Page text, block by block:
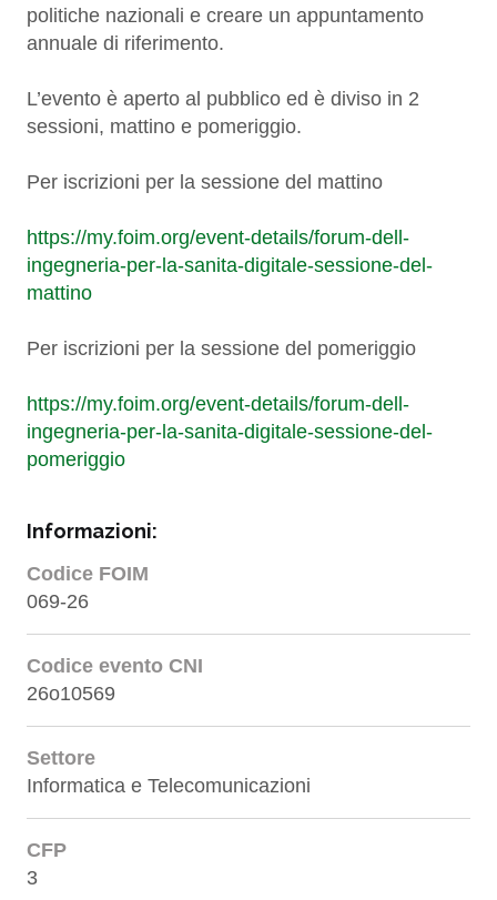
politiche nazionali e creare un appuntamento
annuale di riferimento.
L’evento è aperto al pubblico ed è diviso in 2
sessioni, mattino e pomeriggio.
Per iscrizioni per la sessione del mattino
https://my.foim.org/event-details/forum-dell-
ingegneria-per-la-sanita-digitale-sessione-del-
mattino
Per iscrizioni per la sessione del pomeriggio
https://my.foim.org/event-details/forum-dell-
ingegneria-per-la-sanita-digitale-sessione-del-
pomeriggio
Informazioni:
Codice FOIM
069-26
Codice evento CNI
26o10569
Settore
Informatica e Telecomunicazioni
CFP
3